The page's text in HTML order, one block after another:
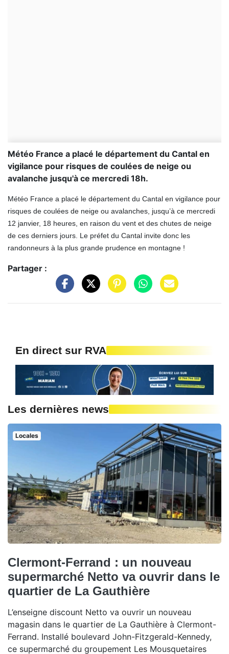
Météo France a placé le département du Cantal en
vigilance pour risques de coulées de neige ou
avalanche jusqu'à ce mercredi 18h.
Météo France a placé le département du Cantal en vigilance pour
risques de coulées de neige ou avalanches, jusqu’à ce mercredi
12 janvier, 18 heures, en raison du vent et des chutes de neige
de ces derniers jours. Le préfet du Cantal invite donc les
randonneurs à la plus grande prudence en montagne !
Partager :
En direct sur RVA
Les dernières news
Locales
Clermont-Ferrand : un nouveau
supermarché Netto va ouvrir dans le
quartier de La Gauthière
L’enseigne discount Netto va ouvrir un nouveau
magasin dans le quartier de La Gauthière à Clermont-
Ferrand. Installé boulevard John-Fitzgerald-Kennedy,
ce supermarché du groupement Les Mousquetaires